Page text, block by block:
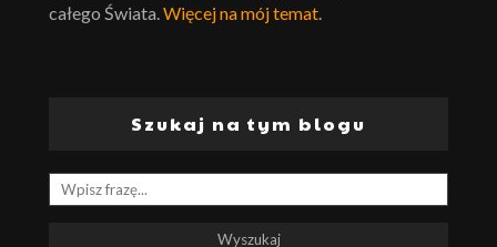
całego Świata.Więcej na mój temat.
Szukaj na tym blogu